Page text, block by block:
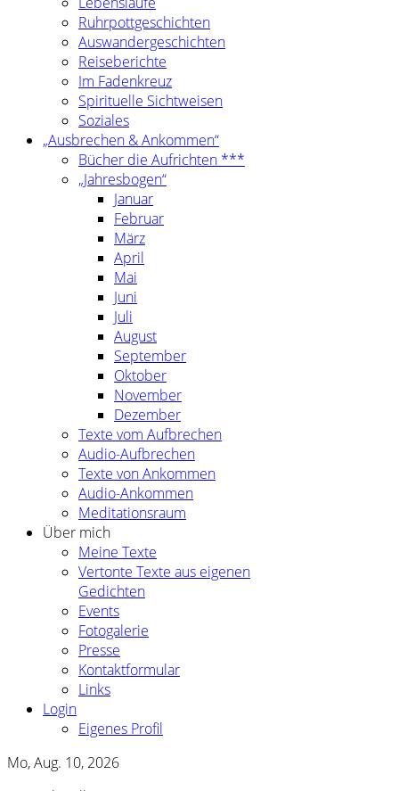
Ruhrpottgeschichten
Auswandergeschichten
Reiseberichte
Im Fadenkreuz
Spirituelle Sichtweisen
Soziales
„Ausbrechen & Ankommen“
Bücher die Aufrichten ***
„Jahresbogen“
Januar
Februar
März
April
Mai
Juni
Juli
August
September
Oktober
November
Dezember
Texte vom Aufbrechen
Audio-Aufbrechen
Texte von Ankommen
Audio-Ankommen
Meditationsraum
Über mich
Meine Texte
Vertonte Texte aus eigenen
Gedichten
Events
Fotogalerie
Presse
Kontaktformular
Links
Login
Eigenes Profil
Mo, Aug. 10, 2026